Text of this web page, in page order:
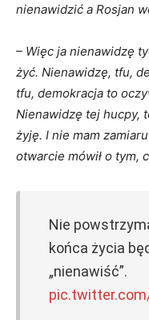
nienawidzić a Rosjan
– Więc ja nienawidzę
żyć. Nienawidzę, tfu,
tfu, demokracja to
Nienawidzę tej hucpy,
żyję. I nie mam
otwarcie mówił o tym,
Nie
końca życia
„nienawiść”.